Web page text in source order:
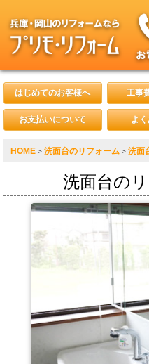
はじめてのお客様へ 工事
お支払いについて よ
HOME > 洗面台のリフォーム > 洗面
洗面台の